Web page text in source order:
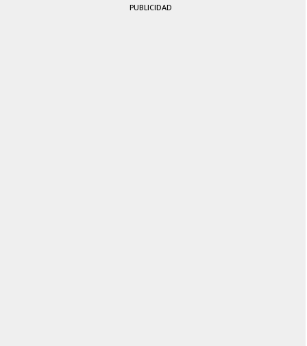
PUBLICIDAD